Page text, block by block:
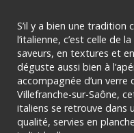
S’il y a bien une tradition
l’italienne, c’est celle de
saveurs, en textures et
déguste aussi bien à
accompagnée d’un verre
Villefranche-sur-Saône,
italiens se retrouve dans
qualité, servies en